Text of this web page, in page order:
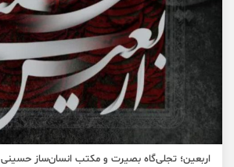
اربعین؛ تجلی‌گاه بصیرت و مکتب انسان‌ساز حسینی